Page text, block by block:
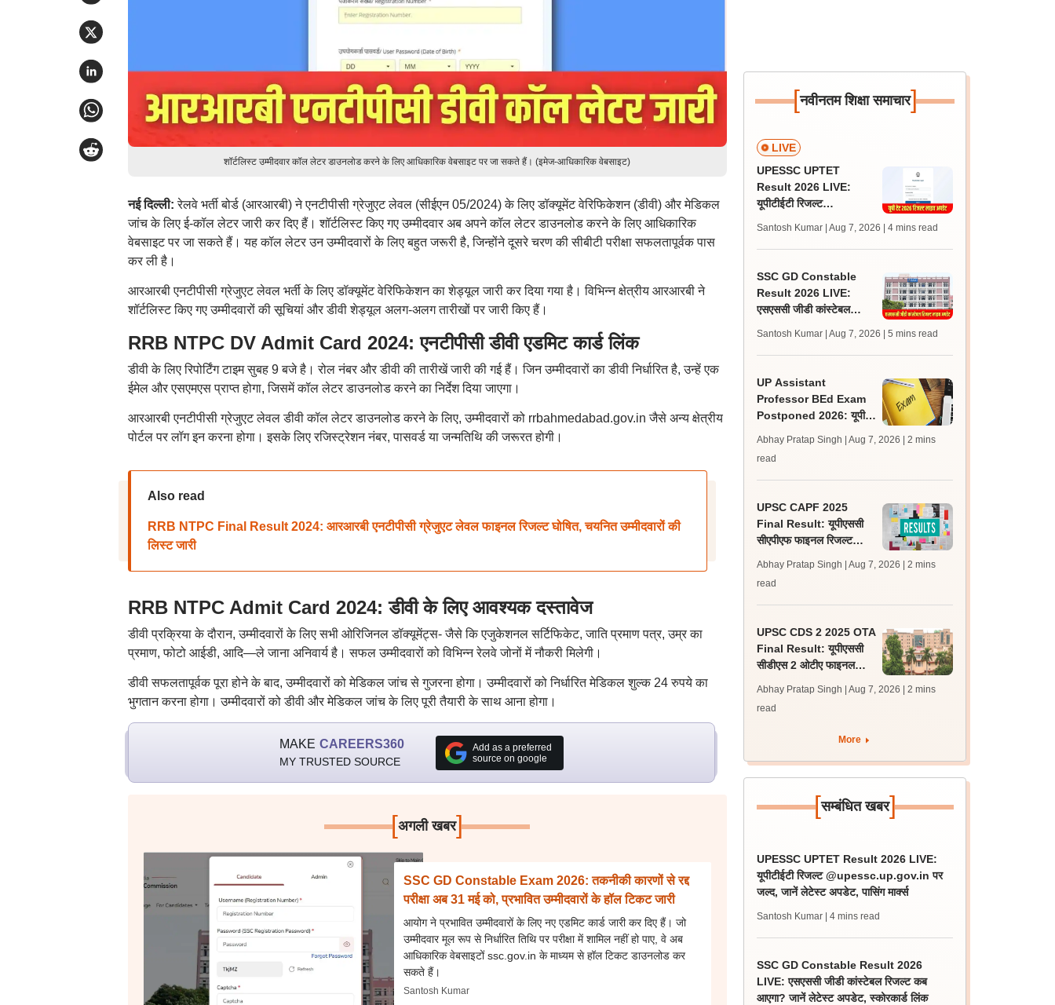
शॉर्टलिस्ट उम्मीदवार कॉल लेटर डाउनलोड करने के लिए आधिकारिक वेबसाइट पर जा सकते हैं। (इमेज-आधिकारिक वेबसाइट)
नई दिल्ली:रेलवे भर्ती बोर्ड (आरआरबी) ने एनटीपीसी ग्रेजुएट लेवल (सीईएन 05/2024) के लिए डॉक्यूमेंट वेरिफिकेशन (डीवी) और मेडिकल
जांच के लिए ई-कॉल लेटर जारी कर दिए हैं। शॉर्टलिस्ट किए गए उम्मीदवार अब अपने कॉल लेटर डाउनलोड करने के लिए आधिकारिक
वेबसाइट पर जा सकते हैं। यह कॉल लेटर उन उम्मीदवारों के लिए बहुत जरूरी है, जिन्होंने दूसरे चरण की सीबीटी परीक्षा सफलतापूर्वक पास
कर ली है।
आरआरबी एनटीपीसी ग्रेजुएट लेवल भर्ती के लिए डॉक्यूमेंट वेरिफिकेशन का शेड्यूल जारी कर दिया गया है। विभिन्न क्षेत्रीय आरआरबी ने
शॉर्टलिस्ट किए गए उम्मीदवारों की सूचियां और डीवी शेड्यूल अलग-अलग तारीखों पर जारी किए हैं।
RRB NTPC DV Admit Card 2024: एनटीपीसी डीवी एडमिट कार्ड लिंक
डीवी के लिए रिपोर्टिंग टाइम सुबह 9 बजे है। रोल नंबर और डीवी की तारीखें जारी की गई हैं। जिन उम्मीदवारों का डीवी निर्धारित है, उन्हें एक
ईमेल और एसएमएस प्राप्त होगा, जिसमें कॉल लेटर डाउनलोड करने का निर्देश दिया जाएगा।
आरआरबी एनटीपीसी ग्रेजुएट लेवल डीवी कॉल लेटर डाउनलोड करने के लिए, उम्मीदवारों को rrbahmedabad.gov.in जैसे अन्य क्षेत्रीय
पोर्टल पर लॉग इन करना होगा। इसके लिए रजिस्ट्रेशन नंबर, पासवर्ड या जन्मतिथि की जरूरत होगी।
Also read
RRB NTPC Final Result 2024: आरआरबी एनटीपीसी ग्रेजुएट लेवल फाइनल रिजल्ट घोषित, चयनित उम्मीदवारों की
लिस्ट जारी
RRB NTPC Admit Card 2024: डीवी के लिए आवश्यक दस्तावेज
डीवी प्रक्रिया के दौरान, उम्मीदवारों के लिए सभी ओरिजिनल डॉक्यूमेंट्स- जैसे कि एजुकेशनल सर्टिफिकेट, जाति प्रमाण पत्र, उम्र का
प्रमाण, फोटो आईडी, आदि—ले जाना अनिवार्य है। सफल उम्मीदवारों को विभिन्न रेलवे जोनों में नौकरी मिलेगी।
डीवी सफलतापूर्वक पूरा होने के बाद, उम्मीदवारों को मेडिकल जांच से गुजरना होगा। उम्मीदवारों को निर्धारित मेडिकल शुल्क 24 रुपये का
भुगतान करना होगा। उम्मीदवारों को डीवी और मेडिकल जांच के लिए पूरी तैयारी के साथ आना होगा।
MAKE CAREERS360
MY TRUSTED SOURCE
Add as a preferred
source on google
[अगली खबर]
SSC GD Constable Exam 2026: तकनीकी कारणों से रद्द
परीक्षा अब 31 मई को, प्रभावित उम्मीदवारों के हॉल टिकट जारी
आयोग ने प्रभावित उम्मीदवारों के लिए नए एडमिट कार्ड जारी कर दिए हैं। जो
उम्मीदवार मूल रूप से निर्धारित तिथि पर परीक्षा में शामिल नहीं हो पाए, वे अब
आधिकारिक वेबसाइटों ssc.gov.in के माध्यम से हॉल टिकट डाउनलोड कर
सकते हैं।
Santosh Kumar
[नवीनतम शिक्षा समाचार]
LIVE
UPESSC UPTET
Result 2026 LIVE:
यूपीटीईटी रिजल्ट
जल्द, जानें लेटेस्ट अपडेट,
पासिंग मार्क्स
Santosh Kumar | Aug 7, 2026 | 4 mins read
SSC GD Constable
Result 2026 LIVE:
एसएससी जीडी कांस्टेबल
लेटेस्ट अपडेट, स्कोरकार्ड लिंक
Santosh Kumar | Aug 7, 2026 | 5 mins read
UP Assistant
Professor BEd Exam
Postponed 2026: यूपी
स्थगित, नई तिथि बाद में
Abhay Pratap Singh | Aug 7, 2026
| 2 mins
read
UPSC CAPF 2025
Final Result: यूपीएससी
सीएपीएफ फाइनल रिजल्ट
350 अभ्यर्थी चयनित
Abhay Pratap Singh | Aug 7, 2026
| 2 mins
read
UPSC CDS 2 2025 OTA
Final Result: यूपीएससी
सीडीएस 2 ओटीए फाइनल
जारी, 483 कैंडिडेट चयनित
Abhay Pratap Singh | Aug 7, 2026
| 2 mins
read
More
[सम्बंधित खबर]
UPESSC UPTET Result 2026 LIVE:
यूपीटीईटी रिजल्ट @upessc.up.gov.in पर
जल्द, जानें लेटेस्ट अपडेट, पासिंग मार्क्स
Santosh Kumar | 4 mins read
SSC GD Constable Result 2026
LIVE: एसएससी जीडी कांस्टेबल रिजल्ट कब
आएगा? जानें लेटेस्ट अपडेट, स्कोरकार्ड लिंक